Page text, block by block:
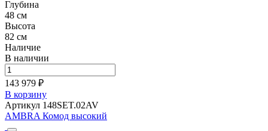
Глубина
48 см
Высота
82 см
Наличие
В наличии
143 979 ₽
В корзину
Артикул 148SET.02AV
AMBRA Комод высокий